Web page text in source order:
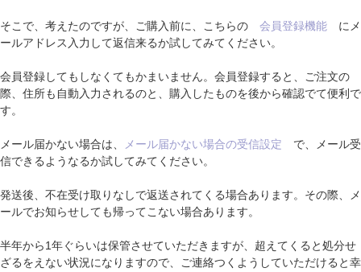
そこで、考えたのですが、ご購入前に、こちらの 会員登録機能 にメ
ールアドレス入力して返信来るか試してみてください。
会員登録してもしなくてもかまいません。会員登録すると、ご注文の
際、住所も自動入力されるのと、購入したものを後から確認でて便利で
す。
メール届かない場合は、 メール届かない場合の受信設定 で、メール受
信できるようなるか試してみてください。
発送後、不在受け取りなしで返送されてくる場合あります。その際、メ
ールでお知らせしても帰ってこない場合あります。
半年から1年ぐらいは保管させていただきますが、超えてくると処分せ
ざるをえない状況になりますので、ご連絡つくようしていただけると幸